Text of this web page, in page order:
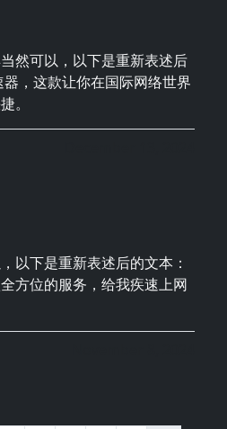
然可以，以下是重新表述后
，这款让你在国际网络世界
。
以下是重新表述后的文本：
方位的服务，给我疾速上网